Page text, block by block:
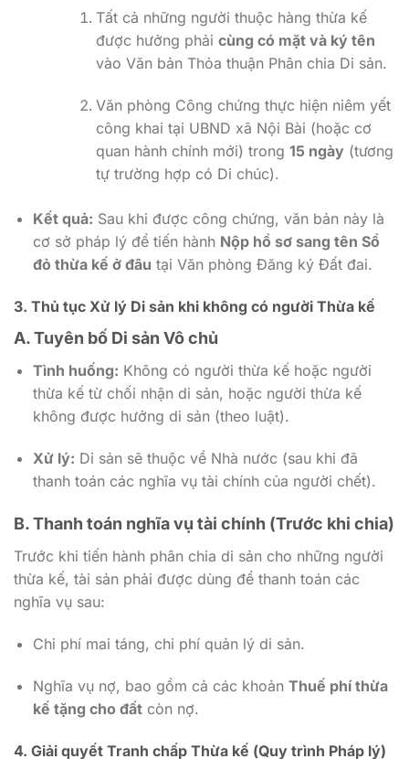
Tất cả những người thuộc hàng thừa kế
được hưởng phải cùng có mặt và ký tên
vào Văn bản Thỏa thuận Phân chia Di sản.
Văn phòng Công chứng thực hiện niêm yết
công khai tại UBND xã Nội Bài (hoặc cơ
quan hành chính mới) trong 15 ngày(tương
tự trường hợp có Di chúc).
Kết quả: Sau khi được công chứng, văn bản này là
cơ sở pháp lý để tiến hành Nộp hồ sơ sang tên Sổ
đỏ thừa kế ở đâu tại Văn phòng Đăng ký Đất đai.
3. Thủ tục Xử lý Di sản khi không có người Thừa kế
A. Tuyên bố Di sản Vô chủ
Tình huống: Không có người thừa kế hoặc người
thừa kế từ chối nhận di sản, hoặc người thừa kế
không được hưởng di sản (theo luật).
Xử lý: Di sản sẽ thuộc về Nhà nước (sau khi đã
thanh toán các nghĩa vụ tài chính của người chết).
B. Thanh toán nghĩa vụ tài chính (Trước khi chia)
Trước khi tiến hành phân chia di sản cho những người
thừa kế, tài sản phải được dùng để thanh toán các
nghĩa vụ sau:
Chi phí mai táng, chi phí quản lý di sản.
Nghĩa vụ nợ, bao gồm cả các khoản Thuế phí thừa
kế tặng cho đấtcòn nợ.
4. Giải quyết Tranh chấp Thừa kế (Quy trình Pháp lý)